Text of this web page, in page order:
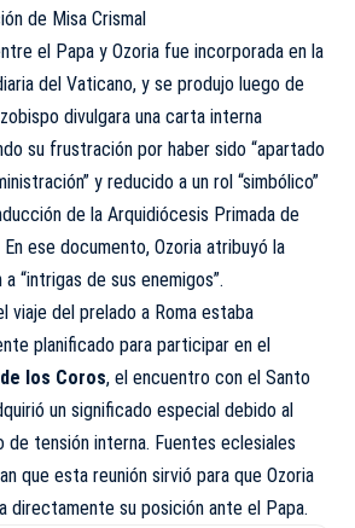
de Misa Crismal
el Papa y Ozoria fue incorporada en la
del Vaticano, y se produjo luego de
divulgara una carta interna
su frustración por haber sido “apartado
y reducido a un rol “simbólico”
de la Arquidiócesis Primada de
En ese documento, Ozoria atribuyó la
“intrigas de sus enemigos”.
viaje del prelado a Roma estaba
planificado para participar en el
los Coros, el encuentro con el Santo
un significado especial debido al
tensión interna. Fuentes eclesiales
que esta reunión sirvió para que Ozoria
directamente su posición ante el Papa.